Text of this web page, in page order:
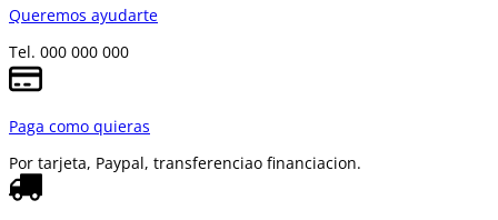
Queremos ayudarte
Tel. 000 000 000
Paga como quieras
Por tarjeta, Paypal, transferenciao financiacion.